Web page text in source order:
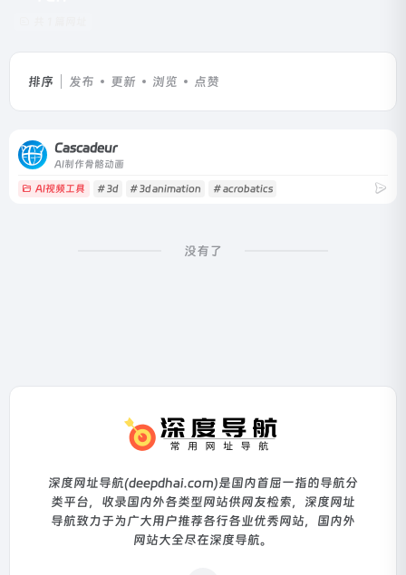
排序 发布 更新 浏览 点赞
Cascadeur
AI制作骨骼动画
AI视频工具 # 3d # 3d animation # acrobatics
没有了
深度网址导航(deepdhai.com)是国内首屈一指的导航分
类平台，收录国内外各类型网站供网友检索，深度网址
导航致力于为广大用户推荐各行各业优秀网站，国内外
网站大全尽在深度导航。